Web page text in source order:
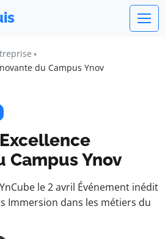
du Campus Ynov
Campus Ynov
le 2 avril Événement inédit
Immersion dans les métiers du